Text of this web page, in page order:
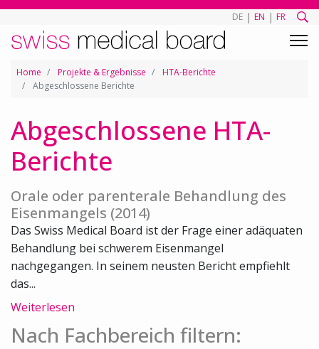
DE | EN | FR
Home Projekte & Ergebnisse
HTA-Berichte
Abgeschlossene Berichte
Abgeschlossene HTA-
Berichte
Orale oder parenterale Behandlung des
Eisenmangels (2014)
Das Swiss Medical Board ist der Frage einer adäquaten
Behandlung bei schwerem Eisenmangel
nachgegangen. In seinem neusten Bericht empfiehlt
das...
Weiterlesen
Nach Fachbereich filtern: